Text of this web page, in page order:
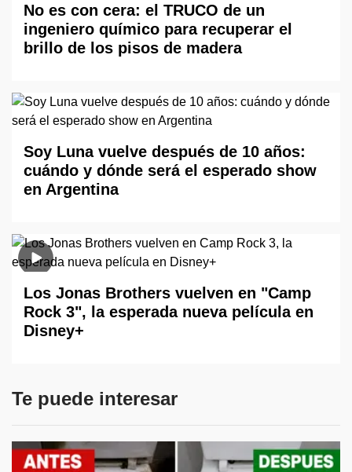
No es con cera: el TRUCO de un
ingeniero químico para recuperar el
brillo de los pisos de madera
Soy Luna vuelve después de 10 años:
cuándo y dónde será el esperado show
en Argentina
Los Jonas Brothers vuelven en "Camp
Rock 3", la esperada nueva película en
Disney+
Te puede interesar